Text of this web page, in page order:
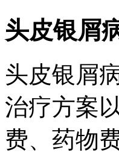
头皮银屑
头皮银屑
治疗方案
费、药物